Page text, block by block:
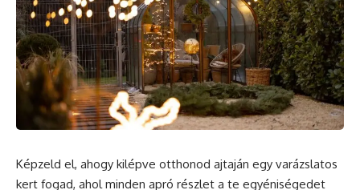
Képzeld el, ahogy kilépve otthonod ajtaján egy varázslatos
kert fogad, ahol minden apró részlet a te egyéniségedet